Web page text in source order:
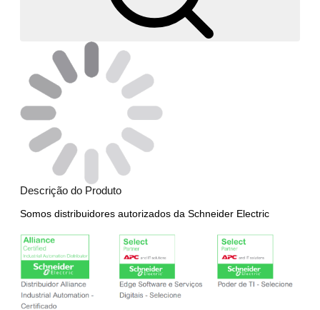
Descrição do Produto
Somos distribuidores autorizados da Schneider Electric